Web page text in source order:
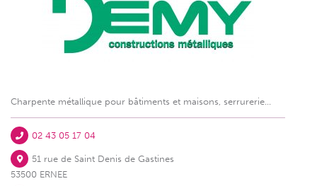
Charpente métallique pour bâtiments et maisons, serrurerie...
02 43 05 17 04
51 rue de Saint Denis de Gastines
53500 ERNEE